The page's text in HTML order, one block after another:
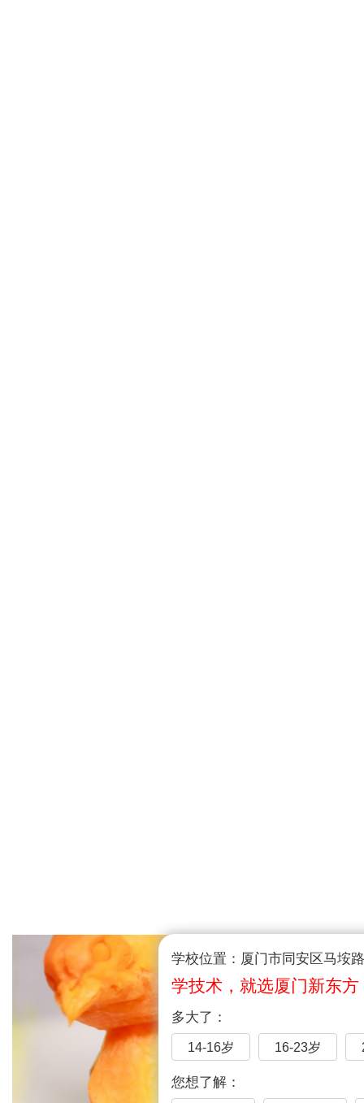
学校位置：厦门市同安区马垵
学技术，就选厦门新东方
多大了：
14-16岁 16-23岁
您想了解：